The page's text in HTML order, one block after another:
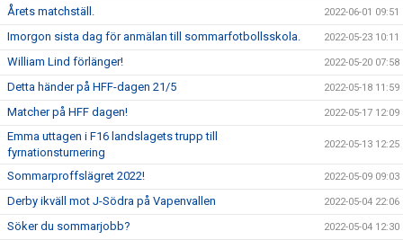
Årets matchställ. 2022-06-01 09:51
Imorgon sista dag för anmälan till sommarfotbollsskola. 2022-05-23 10:11
William Lind förlänger! 2022-05-20 07:58
Detta händer på HFF-dagen 21/5 2022-05-18 11:59
Matcher på HFF dagen! 2022-05-17 12:09
Emma uttagen i F16 landslagets trupp till
fyrnationsturnering
2022-05-13 12:25
Sommarproffslägret 2022! 2022-05-09 09:03
Derby ikväll mot J-Södra på Vapenvallen 2022-05-04 22:06
Söker du sommarjobb? 2022-05-04 12:30